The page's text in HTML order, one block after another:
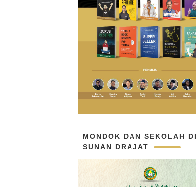
MONDOK DAN SEKOLAH DI
SUNAN DRAJAT